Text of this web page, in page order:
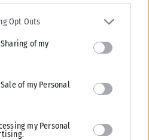
uses one or more Google
store information including but not
third-party tags to use your data
below Google consent section.
Opt Outs
of my
of my Personal
my Personal
«ανοιχτή πληγή» για τον κλάδο των
ξεπερνούν τα 280 εκατ. ευρώ, εκ των